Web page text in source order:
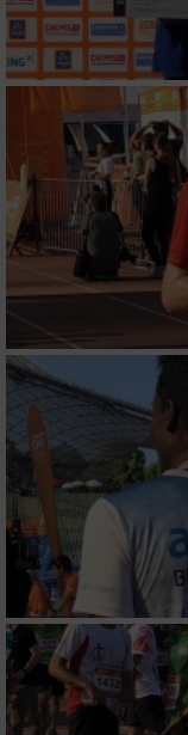
oder
verschiedenen
Entwicklung und
Verwendung
von Inhalten
IAB-Besonderheiten:
Verwendung
Geräte anhand
Informationen
Nicht-IAB-
Notwendig
Performance
Funktional
Werbung